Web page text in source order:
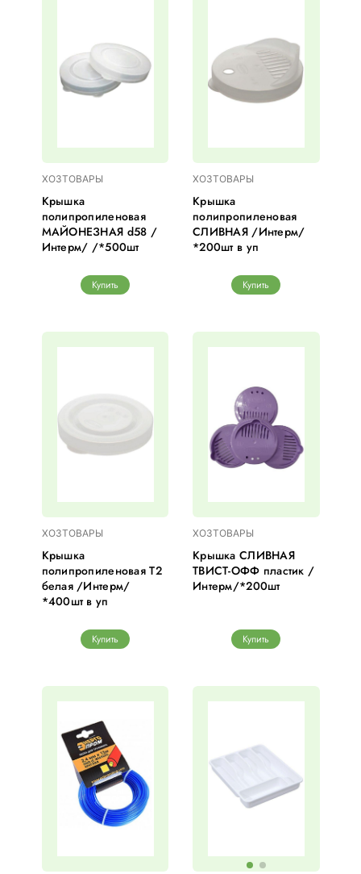
ХОЗТОВАРЫ
Крышка
полипропиленовая
МАЙОНЕЗНАЯ d58 /
Интерм/ /*500шт
Купить
ХОЗТОВАРЫ
Крышка
полипропиленовая
СЛИВНАЯ /Интерм/
*200шт в уп
Купить
ХОЗТОВАРЫ
Крышка
полипропиленовая Т2
белая /Интерм/
*400шт в уп
Купить
ХОЗТОВАРЫ
Крышка СЛИВНАЯ
ТВИСТ-ОФФ пластик /
Интерм/*200шт
Купить